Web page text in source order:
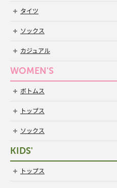
タイツ
ソックス
カジュアル
WOMEN'S
ボトムス
トップス
ソックス
KIDS'
トップス